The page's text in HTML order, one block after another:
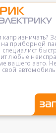
приборной
любые
вашего авто.